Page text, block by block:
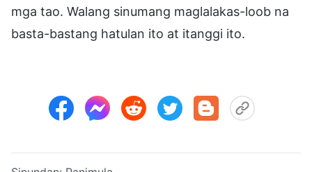
mga tao. Walang sinumang maglalakas-loob na
basta-bastang hatulan ito at itanggi ito.